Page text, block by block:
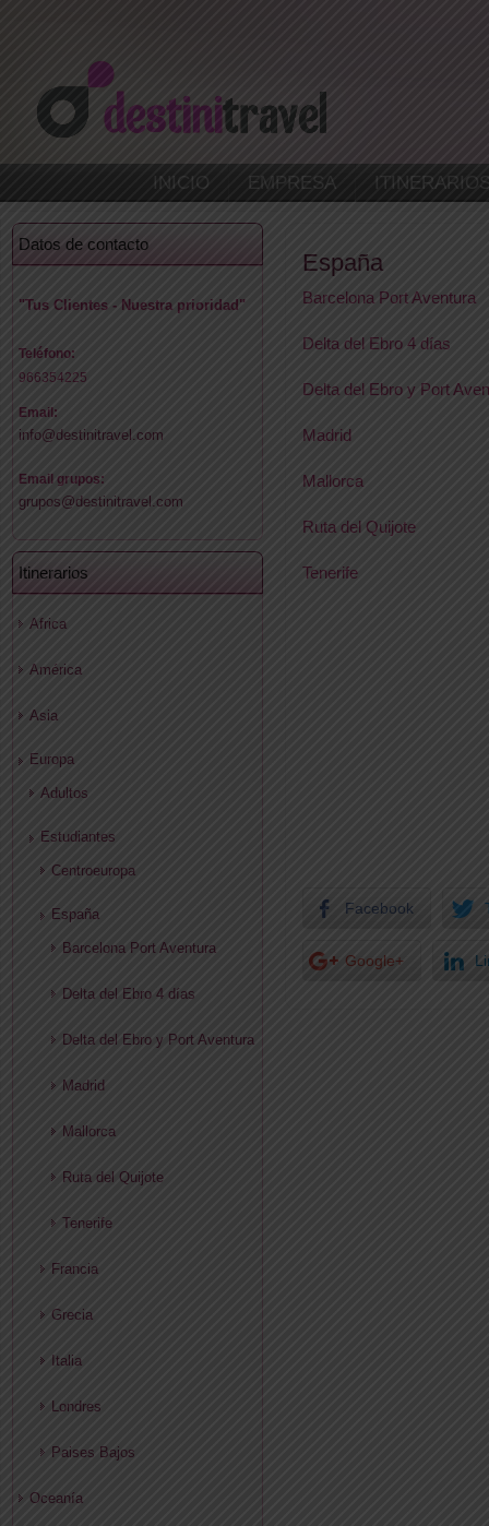
INICIO EMPRESA
Datos de contacto
"Tus Clientes - Nuestra prioridad"
Teléfono:
966354225
Email:
info@destinitravel.com
Email grupos:
grupos@destinitravel.com
Itinerarios
Africa
América
Asia
Europa
Adultos
Estudiantes
Centroeuropa
España
Barcelona Port Aventura
Delta del Ebro 4 días
Delta del Ebro y Port Aventura
Madrid
Mallorca
Ruta del Quijote
Tenerife
Francia
Grecia
Italia
Londres
Paises Bajos
Oceanía
España
Barcelona Port Aventura
Delta del Ebro 4 días
Delta del Ebro y Port
Madrid
Mallorca
Ruta del Quijote
Tenerife
Facebook
Google+